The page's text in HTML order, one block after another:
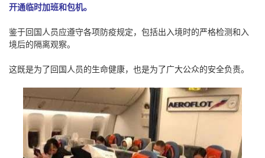
开通临时加班和包机。
鉴于回国人员应遵守各项防疫规定，包括出入境时的严格检测和入
境后的隔离观察。
这既是为了回国人员的生命健康，也是为了广大公众的安全负责。